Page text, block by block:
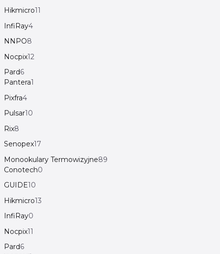
Hikmicro11
InfiRay4
NNPO8
Nocpix12
Pard6
Pantera1
Pixfra4
Pulsar10
Rix8
Senopex17
Monookulary Termowizyjne89
Conotech0
GUIDE10
Hikmicro13
InfiRay0
Nocpix11
Pard6